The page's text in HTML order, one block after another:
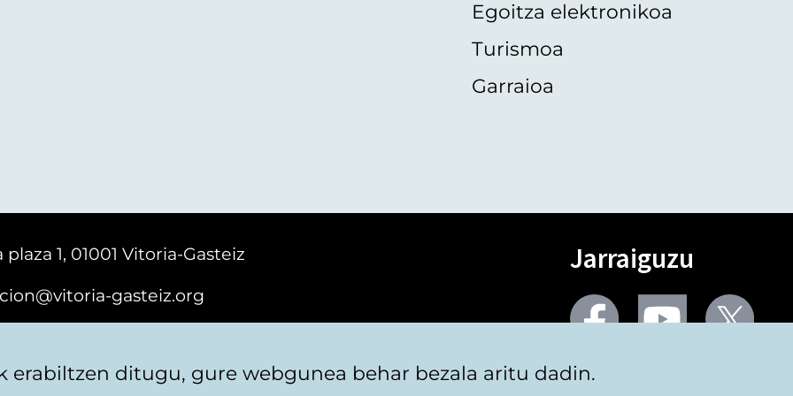
Egoitza elektronikoa
Turismoa
Garraioa
plaza 1, 01001 Vitoria-Gasteiz
gasteiz.org
Jarraiguzu
Facebook Youtube
erabiltzen ditugu, gure webgunea behar bezala aritu dadin.